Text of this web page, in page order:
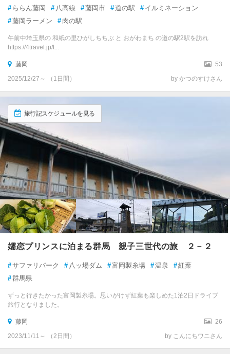
# ららん藤岡 # 八高線 #藤岡市 #道の駅 # イルミネーション
#藤岡ラーメン # 肉の駅
午前中埼玉県の 和紙の里ひがしちちぶ と おがわまち の道の駅2駅を訪れ
https://4travel.jp/t...
藤岡
53
2025/12/27～ （1日間）
by かつのすけさん
旅行記スケジュールを見る
嬬恋プリンスに泊まる群馬 親子三世代の旅 ２－２
#サファリパーク # 八ッ場ダム #富岡製糸場 #温泉 #紅葉
#群馬県
ずっと行きたかった富岡製糸場。思いがけず紅葉も楽しめた1泊2日ドライブ
旅行となりました。
藤岡
26
2023/11/11～ （2日間）
by こんにちワニさん